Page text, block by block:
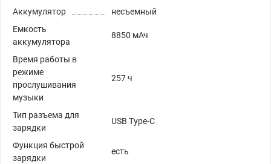
Аккумулятор
несъемный
Емкость
аккумулятора
8850 мАч
Время работы в
режиме
прослушивания
музыки
257 ч
Тип разъема для
зарядки
USB Type-C
Функция быстрой
зарядки
есть